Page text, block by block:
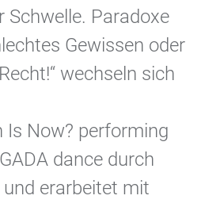
Schwelle. Paradoxe
Gewissen oder
wechseln sich
Is Now? performing
dance durch
erarbeitet mit